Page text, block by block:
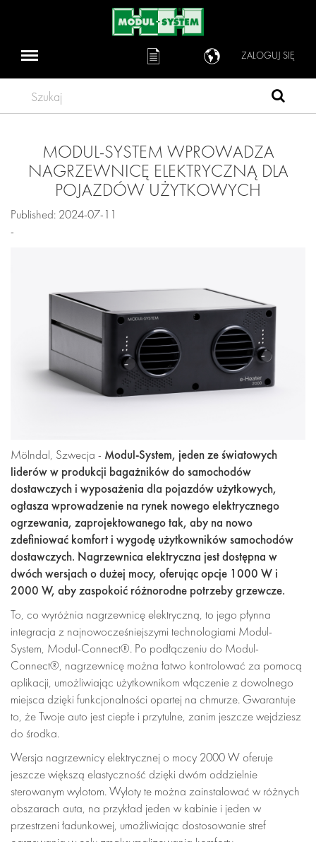
ZALOGUJ SIĘ
Szukaj
MODUL-SYSTEM WPROWADZA
NAGRZEWNICĘ ELEKTRYCZNĄ DLA
POJAZDÓW UŻYTKOWYCH
Published: 2024-07-11
-
Mölndal, Szwecja - Modul-System, jeden ze światowych
liderów w produkcji bagażników do samochodów
dostawczych i wyposażenia dla pojazdów użytkowych,
ogłasza wprowadzenie na rynek nowego elektrycznego
ogrzewania, zaprojektowanego tak, aby na nowo
zdefiniować komfort i wygodę użytkowników samochodów
dostawczych. Nagrzewnica elektryczna jest dostępna w
dwóch wersjach o dużej mocy, oferując opcje 1000 W i
2000 W, aby zaspokoić różnorodne potrzeby grzewcze.
To, co wyróżnia nagrzewnicę elektryczną, to jego płynna
integracja z najnowocześniejszymi technologiami Modul-
System, Modul-Connect®. Po podłączeniu do Modul-
Connect®, nagrzewnicę można łatwo kontrolować za pomocą
aplikacji, umożliwiając użytkownikom włączenie z dowolnego
miejsca dzięki funkcjonalności opartej na chmurze. Gwarantuje
to, że Twoje auto jest ciepłe i przytulne, zanim jeszcze wejdziesz
do środka.
Wersja nagrzewnicy elektrycznej o mocy 2000 W oferuje
jeszcze większą elastyczność dzięki dwóm oddzielnie
sterowanym wylotom. Wyloty te można zainstalować w różnych
obszarach auta, na przykład jeden w kabinie i jeden w
przestrzeni ładunkowej, umożliwiając dostosowanie stref